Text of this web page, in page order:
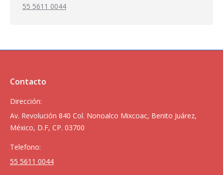
55 5611 0044
Contacto
Dirección:
Av. Revolución 840 Col. Nonoalco Mixcoac, Benito Juárez,
México, D.F, CP. 03700
Telefono:
55 5611 0044